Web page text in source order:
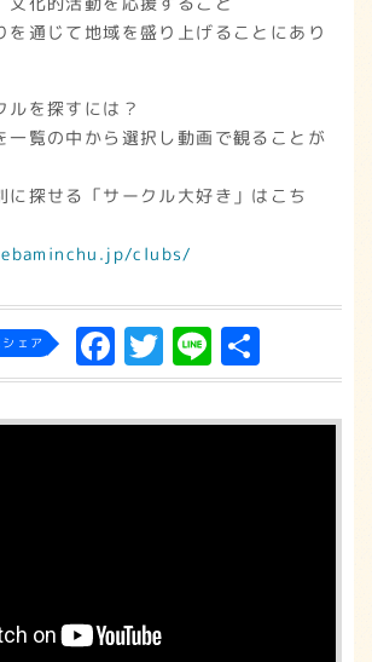
を通じて地域を盛り上げることにあり
を探すには？
一覧の中から選択し動画で観ることが
に探せる「サークル大好き」はこち
clubs/
ェア F
a
c
k
T
w
it
L
in
e
有